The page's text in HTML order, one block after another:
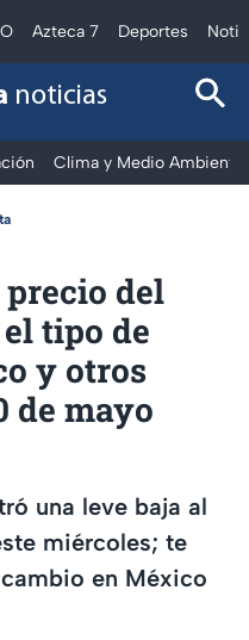
Azteca 7 Deportes
noticias
Clima y Medio Ambiente
precio del
tipo de
y otros
de mayo
una leve baja al
miércoles; te
en México